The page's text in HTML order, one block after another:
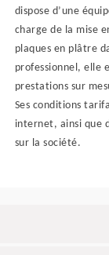
dispose d’une
charge de la mise
plaques en plâtre
professionnel, elle
prestations sur
Ses conditions
internet, ainsi que
sur la société.